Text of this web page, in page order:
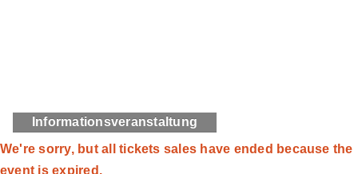
Informationsveranstaltung
We're sorry, but all tickets sales have ended because the
event is expired.